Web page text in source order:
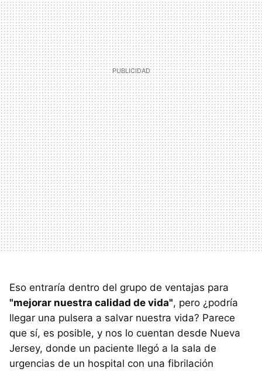
Eso entraría dentro del grupo de ventajas para
"mejorar nuestra calidad de vida", pero ¿podría
llegar una pulsera a salvar nuestra vida? Parece
que sí, es posible, y nos lo cuentan desde Nueva
Jersey, donde un paciente llegó a la sala de
urgencias de un hospital con una fibrilación